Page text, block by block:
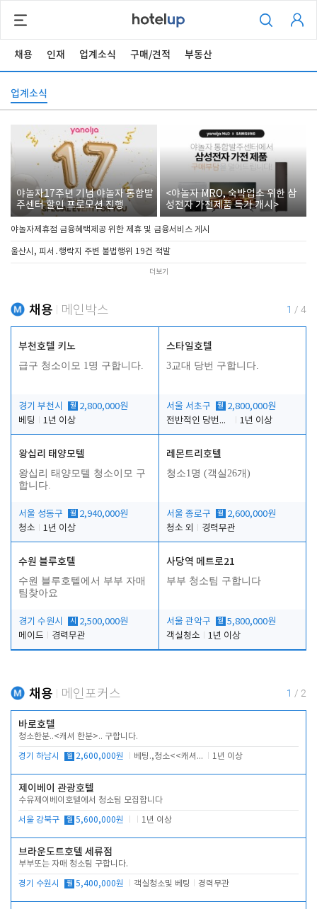
채용 인재 업계소식 구매/견적 부동산
업계소식
야놀자17주년 기념 야놀자 통합발
주센터 할인 프로모션 진행
<야놀자 MRO, 숙박업소 위한 삼
성전자 가전제품 특가 개시>
야놀자제휴점 금융혜택제공 위한 제휴 및 금융서비스 게시
울산시, 피서․행락지 주변 불법행위 19건 적발
더보기
채용 메인박스 1 / 4
부천호텔 키노
급구 청소이모 1명 구합니다.
경기 부천시 월 2,800,000원
베팅
1년 이상
스타일호텔
3교대 당번 구합니다.
서울 서초구 월 2,800,000원
전반적인 당번업무
1년 이상
왕십리 태양모텔
왕십리 태양모텔 청소이모 구
합니다.
서울 성동구 월 2,940,000원
청소
1년 이상
레몬트리호텔
청소1명 (객실26개)
서울 종로구 월 2,600,000원
청소 외
경력무관
수원 블루호텔
수원 블루호텔에서 부부 자매
팀찾아요
경기 수원시 시
2,500,000원
메이드
경력무관
사당역 메트로21
부부 청소팀 구합니다
서울 관악구 월 5,800,000원
객실청소
1년 이상
채용 메인포커스 1 / 2
바로호텔
청소한분..<캐셔 한분>.. 구합니다.
경기 하남시 월 2,600,000원 베팅.,청소<<캐셔 모셔봅니다. 1년 이상
제이베이 관광호텔
수유제이베이호텔에서 청소팀 모집합니다
서울 강북구 월 5,600,000원 1년 이상
브라운도트호텔 세류점
부부또는 자매 청소팀 구합니다.
경기 수원시 월 5,400,000원 객실청소및 베팅 경력무관